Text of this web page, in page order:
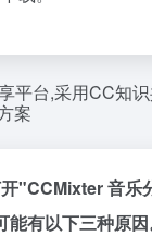
平台,采用CC知
案
"CCMixter 音乐
能有以下三种原